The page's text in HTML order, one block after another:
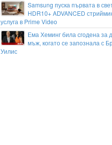
Samsung пуска първата в
HDR10+ ADVANCED
услуга в Prime Video
Ема Хеминг била сгодена за
мъж, когато се запознала с
Уилис